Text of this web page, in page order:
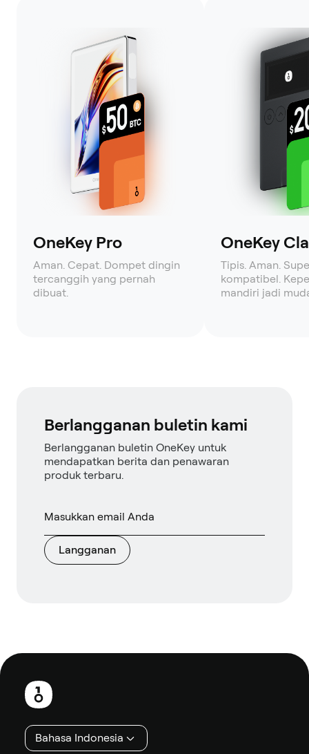
OneKey Pro
Aman. Cepat. Dompet dingin
tercanggih yang pernah
dibuat.
OneKey
Tipis. Aman.
kompatibel.
mandiri jadi
Berlangganan buletin kami
Berlangganan buletin OneKey untuk
mendapatkan berita dan penawaran
produk terbaru.
Langganan
Catatan
kaki
Bahasa Indonesia